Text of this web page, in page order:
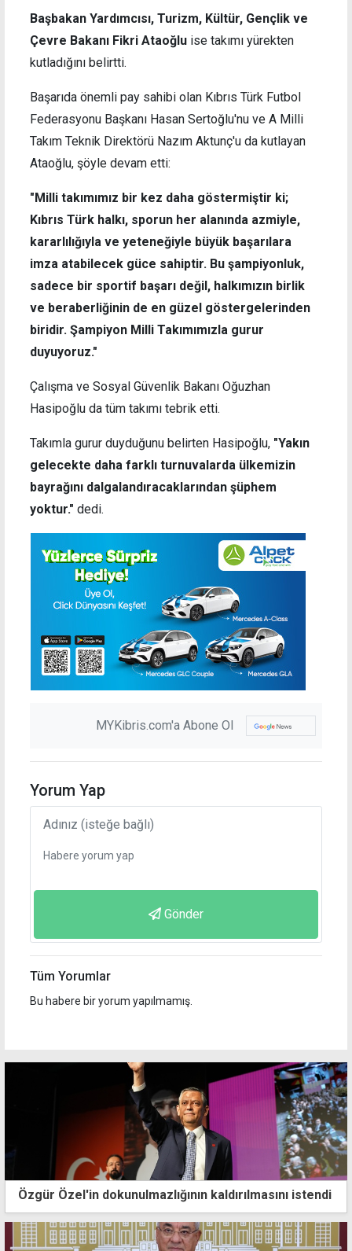
Başbakan Yardımcısı, Turizm, Kültür, Gençlik ve
Çevre Bakanı Fikri Ataoğlu ise takımı yürekten
kutladığını belirtti.
Başarıda önemli pay sahibi olan Kıbrıs Türk Futbol
Federasyonu Başkanı Hasan Sertoğlu'nu ve A Milli
Takım Teknik Direktörü Nazım Aktunç'u da kutlayan
Ataoğlu, şöyle devam etti:
"Milli takımımız bir kez daha göstermiştir ki;
Kıbrıs Türk halkı, sporun her alanında azmiyle,
kararlılığıyla ve yeteneğiyle büyük başarılara
imza atabilecek güce sahiptir. Bu şampiyonluk,
sadece bir sportif başarı değil, halkımızın birlik
ve beraberliğinin de en güzel göstergelerinden
biridir. Şampiyon Milli Takımımızla gurur
duyuyoruz."
Çalışma ve Sosyal Güvenlik Bakanı Oğuzhan
Hasipoğlu da tüm takımı tebrik etti.
Takımla gurur duyduğunu belirten Hasipoğlu, "Yakın
gelecekte daha farklı turnuvalarda ülkemizin
bayrağını dalgalandıracaklarından şüphem
yoktur." dedi.
MYKibris.com'a Abone Ol
Yorum Yap
Gönder
Tüm Yorumlar
Bu habere bir yorum yapılmamış.
Özgür Özel'in dokunulmazlığının kaldırılmasını istendi